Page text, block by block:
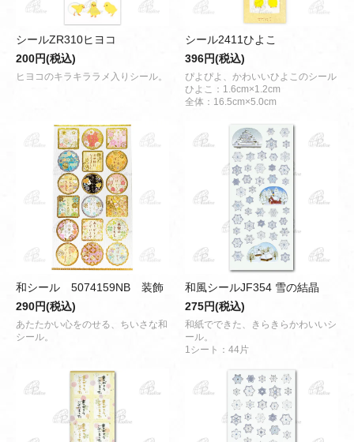
シールZR310ヒヨコ
200円(税込)
ヒヨコのキラキララメ入りシール。
シール2411ひよこ
396円(税込)
ぴよぴよ、かわいいひよこのシール
ひよこ：1.6cm×1.2cm
全体：16.5cm×5.0cm
和シール 5074159NB 装飾
290円(税込)
あたたかい心をのせる、ちいさな和
シール。
和風シールJF354 雪の結晶
275円(税込)
和紙でできた、きらきらかわいいシ
ール。
1シート：44片